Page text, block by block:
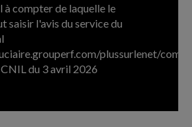
compter de laquelle le
saisir l'avis du service du
plussurlenet/
du 3 avril 2026